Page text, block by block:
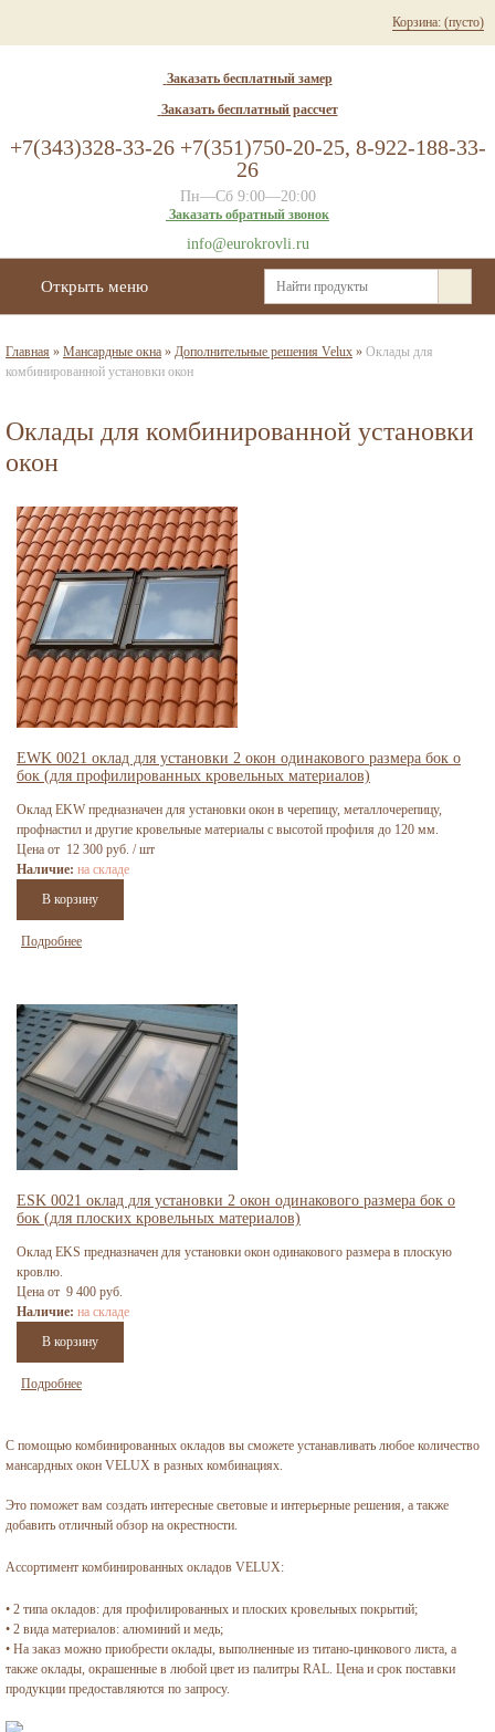
Корзина: (пусто)
Заказать бесплатный замер
Заказать бесплатный рассчет
+7(343)328-33-26 +7(351)750-20-25, 8-922-188-33-
26
Пн—Сб 9:00—20:00
Заказать обратный звонок
info@eurokrovli.ru
Открыть меню
Главная » Мансардные окна » Дополнительные решения Velux » Оклады для
комбинированной установки окон
Оклады для комбинированной установки
окон
EWK 0021 оклад для установки 2 окон одинакового размера бок о
бок (для профилированных кровельных материалов)
Оклад EKW предназначен для установки окон в черепицу, металлочерепицу,
профнастил и другие кровельные материалы с высотой профиля до 120 мм.
Цена от 12 300 руб. / шт
Наличие: на складе
Подробнее
ESK 0021 оклад для установки 2 окон одинакового размера бок о
бок (для плоских кровельных материалов)
Оклад EKS предназначен для установки окон одинакового размера в плоскую
кровлю.
Цена от 9 400 руб.
Наличие: на складе
Подробнее
С помощью комбинированных окладов вы сможете устанавливать любое количество
мансардных окон VELUX в разных комбинациях.
Это поможет вам создать интересные световые и интерьерные решения, а также
добавить отличный обзор на окрестности.
Ассортимент комбинированных окладов VELUX:
• 2 типа окладов: для профилированных и плоских кровельных покрытий;
• 2 вида материалов: алюминий и медь;
• На заказ можно приобрести оклады, выполненные из титано-цинкового листа, а
также оклады, окрашенные в любой цвет из палитры RAL. Цена и срок поставки
продукции предоставляются по запросу.